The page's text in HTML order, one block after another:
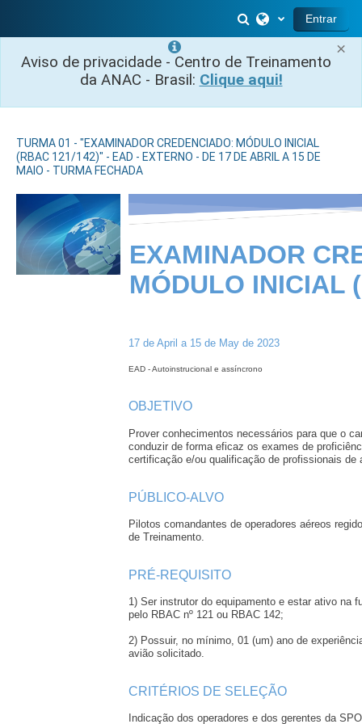
×
Aviso de privacidade - Centro de Treinamento
da ANAC - Brasil: Clique aqui!
Alternar entrada
Entrar
TURMA 01 - "EXAMINADOR CREDENCIADO: MÓDULO INICIAL
(RBAC 121/142)" - EAD - EXTERNO - DE 17 DE ABRIL A 15 DE
MAIO - TURMA FECHADA
EXAMINADOR
MÓDULO INICIAL
17 de April a 15 de May de 2023
EAD - Autoinstrucional e assíncrono
OBJETIVO
Prover conhecimentos necessários para que o
conduzir de forma eficaz os exames de
certificação e/ou qualificação de profissionais de
PÚBLICO-ALVO
Pilotos comandantes de operadores aéreos
de Treinamento.
PRÉ-REQUISITO
1) Ser instrutor do equipamento e estar ativo na
pelo RBAC nº 121 ou RBAC 142;
2) Possuir, no mínimo, 01 (um) ano de
avião solicitado.
CRITÉRIOS DE SELEÇÃO
Indicação dos operadores e dos gerentes da SPO